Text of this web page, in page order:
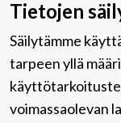
Tietojen
Säilytämme
tarpeen yllä
voimassaolevan